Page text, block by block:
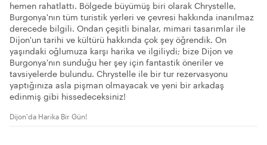
hemen rahatlattı. Bölgede büyümüş biri olarak Chrystelle,
Burgonya'nın tüm turistik yerleri ve çevresi hakkında inanılmaz
derecede bilgili. Ondan çeşitli binalar, mimari tasarımlar ile
Dijon'un tarihi ve kültürü hakkında çok şey öğrendik. On
yaşındaki oğlumuza karşı harika ve ilgiliydi; bize Dijon ve
Burgonya'nın sunduğu her şey için fantastik öneriler ve
tavsiyelerde bulundu. Chrystelle ile bir tur rezervasyonu
yaptığınıza asla pişman olmayacak ve yeni bir arkadaş
edinmiş gibi hissedeceksiniz!
Dijon'da Harika Bir Gün!